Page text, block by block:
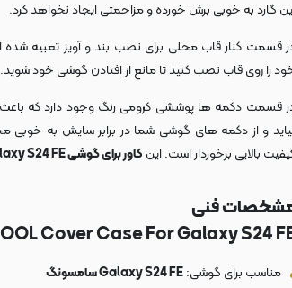
گارد به خوبی برش خورده و مزاحمتی ایجاد نخواهد کرد.
قسمت کنار قاب محلی برای نصب بند و آویز تعبیه شده
را روی قاب نصب کنید تا مانع از افتادن گوشی خود شوید.
قسمت دکمه ها پوششی کرومی رنگ وجود دارد که
و از دکمه های گوشی شما در برابر سایش به خوبی
بالایی برخوردار است. این کاور برای گوشی Galaxy S24 FE سامسونگ
فنی
Cover Case For Galaxy S24 FE
مناسب برای گوشی:Galaxy S24 FE سامسونگ